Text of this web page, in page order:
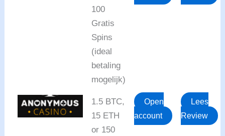
100
Gratis
Spins
(ideal
betaling
mogelijk)
1.5 BTC,
15 ETH
or 150
Open
account
Lees
Review